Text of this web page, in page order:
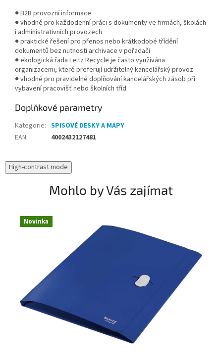
● B2B provozní informace
● vhodné pro každodenní práci s dokumenty ve firmách, školách
i administrativních provozech
● praktické řešení pro přenos nebo krátkodobé třídění
dokumentů bez nutnosti archivace v pořadači
● ekologická řada Leitz Recycle je často využívána
organizacemi, které preferují udržitelný kancelářský provoz
● vhodné pro pravidelné doplňování kancelářských zásob při
vybavení pracovišť nebo školních tříd
Doplňkové parametry
Kategorie: SPISOVÉ DESKY A MAPY
EAN: 4002432127481
High-contrast mode
Mohlo by Vás zajímat
Novinka